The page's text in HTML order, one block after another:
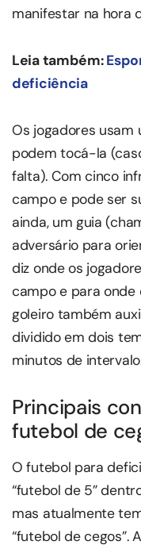
manifestar na hora
Leia também:
deficiência
Os jogadores usam
podem tocá-la
falta). Com cinco
campo e pode ser
ainda, um guia
adversário para
diz onde os
campo e para onde
goleiro também
dividido em dois
minutos de
Principais
futebol de
O futebol para
“futebol de 5”
mas atualmente
“futebol de cegos”.